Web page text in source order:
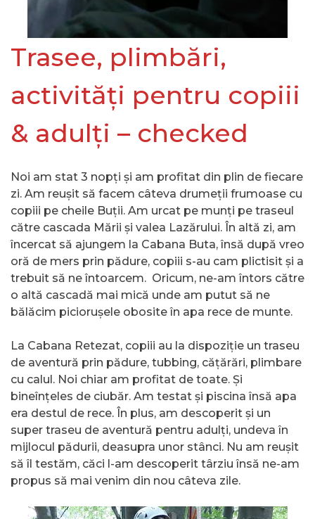
Trasee, plimbări,
activități pentru copiii
& adulți – checked
Noi am stat 3 nopți și am profitat din plin de fiecare
zi. Am reușit să facem câteva drumeții frumoase cu
copiii pe cheile Buții. Am urcat pe munți pe traseul
către cascada Mării și valea Lazărului. În altă zi, am
încercat să ajungem la Cabana Buta, însă după vreo
oră de mers prin pădure, copiii s-au cam plictisit și a
trebuit să ne întoarcem. Oricum, ne-am întors către
o altă cascadă mai mică unde am putut să ne
bălăcim piciorușele obosite în apa rece de munte.
La Cabana Retezat, copiii au la dispoziție un traseu
de aventură prin pădure, tubbing, cățărări, plimbare
cu calul. Noi chiar am profitat de toate. Și
bineînțeles de ciubăr. Am testat și piscina însă apa
era destul de rece. În plus, am descoperit și un
super traseu de aventură pentru adulți, undeva în
mijlocul pădurii, deasupra unor stânci. Nu am reușit
să îl testăm, căci l-am descoperit târziu însă ne-am
propus să mai venim din nou câteva zile.